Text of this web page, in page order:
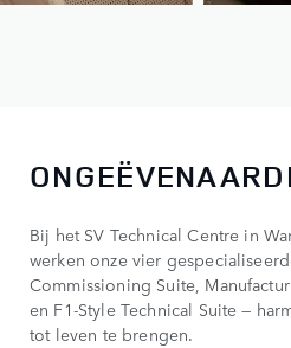
Bij het SV Technical Centre in
werken onze vier
Commissioning Suite,
en F1-Style Technical Suite —
tot leven te brengen.